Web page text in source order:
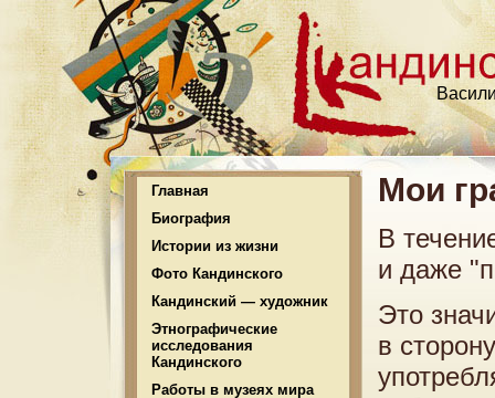
Главная
Биография
Истории из жизни
Фото Кандинского
Кандинский — художник
Этнографические
исследования
Кандинского
Работы в музеях мира
Мои
В
и даже
Это
в